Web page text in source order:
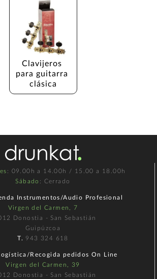
Clavijeros
para guitarra
clásica
: 09.00h a 14.00h / 15.00 a 18.00h
Sábado : Cerrado
Instrumentos/Audio Profesional
Virgen del Carmen, 7
Donostia - San Sebastián
Guipúzcoa
T. 943 324 618
Recogida pedidos On Line
Virgen del Carmen, 39
Donostia - San Sebastián